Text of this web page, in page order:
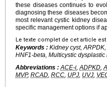
these diseases continues to
diagnosing these diseases
most relevant cystic kidney
specific management options if
Le texte complet de cet article
Keywords : Kidney cyst,
HNF1-beta, Multicystic
Abbreviations :ACE-i,ADPKD,
MVP, RCAD, RCC, UPJ, UVJ,